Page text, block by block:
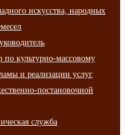
искусства, народных
культурно-массовому
и реализации услуг
постановочной
служба